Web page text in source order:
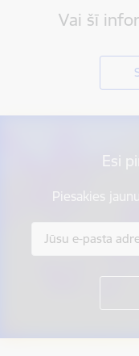
Vai šī
Esi
Piesakies